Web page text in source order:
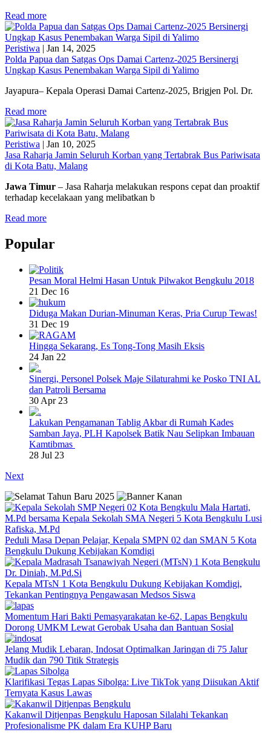
Read more
Peristiwa | Jan 14, 2025
Polda Papua dan Satgas Ops Damai Cartenz-2025 Bersinergi
Ungkap Kasus Penembakan Warga Sipil di Yalimo
Jayapura– Kepala Operasi Damai Cartenz-2025, Brigjen Pol. Dr.
Read more
Peristiwa | Jan 10, 2025
Jasa Raharja Jamin Seluruh Korban yang Tertabrak Bus Pariwisata
di Kota Batu, Malang
Jawa Timur – Jasa Raharja melakukan respons cepat dan proaktif
terhadap kecelakaan yang melibatkan b
Read more
Popular
Pesan Moral Helmi Hasan Untuk Pilwakot Bengkulu 2018
21 Dec 16
Diduga Makan Durian-Minuman Keras, Pria Curup Tewas!
31 Dec 19
Hingga Sekarang, Es Tong-Tong Masih Eksis
24 Jan 22
Sinergi, Personel Polsek Maje Silaturahmi ke Posko TNI AL
dan Patroli Bersama
30 Apr 23
Lakukan Pengamanan Tablig Akbar di Rumah Kades
Samban Jaya, PLH Kapolsek Batik Nau Selipkan Imbauan
Kamtibmas
28 Jul 23
Next
Peduli Masa Depan Pelajar, Kepala SMPN 02 dan SMAN 5 Kota
Bengkulu Dukung Kebijakan Komdigi
Kepala MTsN 1 Kota Bengkulu Dukung Kebijakan Komdigi,
Tekankan Pentingnya Pengawasan Medsos Siswa
Momentum Hari Bakti Pemasyarakatan ke-62, Lapas Bengkulu
Dorong UMKM Lewat Gerobak Usaha dan Bantuan Sosial
Jelang Mudik Lebaran, Indosat Optimalkan Jaringan di 75 Jalur
Mudik dan 790 Titik Strategis
Klarifikasi Tegas Lapas Sibolga: Live TikTok yang Diisukan Aktif
Ternyata Kasus Lawas
Kakanwil Ditjenpas Bengkulu Haposan Silalahi Tekankan
Profesionalisme PK dalam Era KUHP Baru